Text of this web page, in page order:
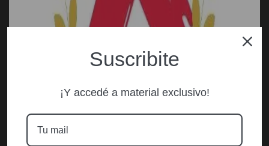
Suscribite
¡Y accedé a material exclusivo!